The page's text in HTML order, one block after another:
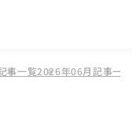
事一覧2026年06月記事一覧